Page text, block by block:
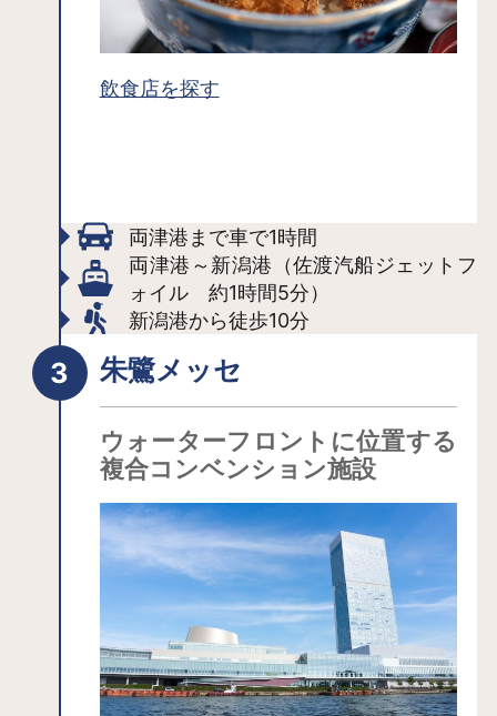
（中学生以上）などの条件があるた
め、公式ホームページなどを参考に事
前のプランニングをしっかりと。
飲食店を探す
両津港まで車で1時間
両津港～新潟港（佐渡汽船ジェットフ
ォイル 約1時間5分）
新潟港から徒歩10分
朱鷺メッセ
ウォーターフロントに位置する
複合コンベンション施設